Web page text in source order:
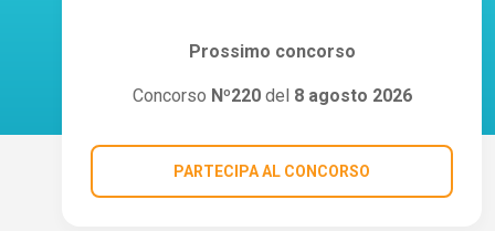
Prossimo concorso
Concorso Nº220del 8 agosto 2026
PARTECIPA AL CONCORSO